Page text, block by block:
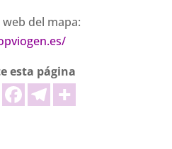
del mapa:
esta página